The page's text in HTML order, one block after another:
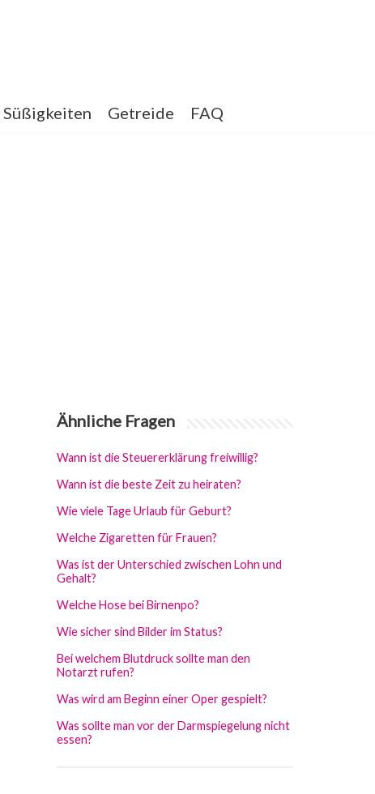
Süßigkeiten Getreide FAQ
Ähnliche Fragen
Wann ist die Steuererklärung freiwillig?
Wann ist die beste Zeit zu heiraten?
Wie viele Tage Urlaub für Geburt?
Welche Zigaretten für Frauen?
Was ist der Unterschied zwischen Lohn und
Gehalt?
Welche Hose bei Birnenpo?
Wie sicher sind Bilder im Status?
Bei welchem Blutdruck sollte man den
Notarzt rufen?
Was wird am Beginn einer Oper gespielt?
Was sollte man vor der Darmspiegelung nicht
essen?